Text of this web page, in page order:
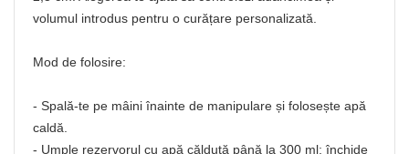
volumul introdus pentru o curățare personalizată.
Mod de folosire:
- Spală-te pe mâini înainte de manipulare și folosește apă
caldă.
- Umple rezervorul cu apă călduță până la 300 ml; închide